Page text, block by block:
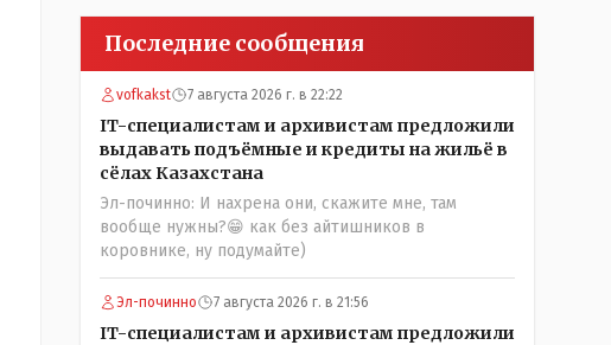
Последние сообщения
vofkakst 7 августа 2026 г. в 22:22
IT-специалистам и архивистам предложили
выдавать подъёмные и кредиты на жильё в
сёлах Казахстана
Эл-починно: И нахрена они, скажите мне, там
вообще нужны?😁 как без айтишников в
коровнике, ну подумайте)
Эл-починно 7 августа 2026 г. в 21:56
IT-специалистам и архивистам предложили